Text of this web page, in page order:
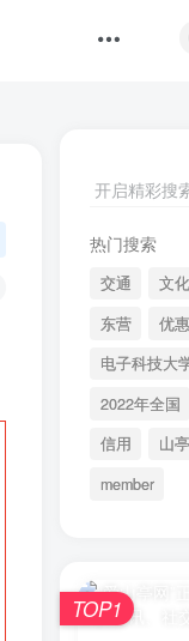
开启精彩搜
热门搜索
交通 文化
东营
优
电子科技大
2022年全国
信用
山
member
TOP1